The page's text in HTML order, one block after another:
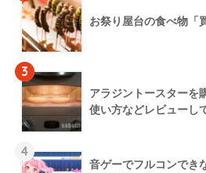
お祭り屋台の食べ物「
3
アラジントースターを
使い方などレビューし
4
音ゲーでフルコンでき